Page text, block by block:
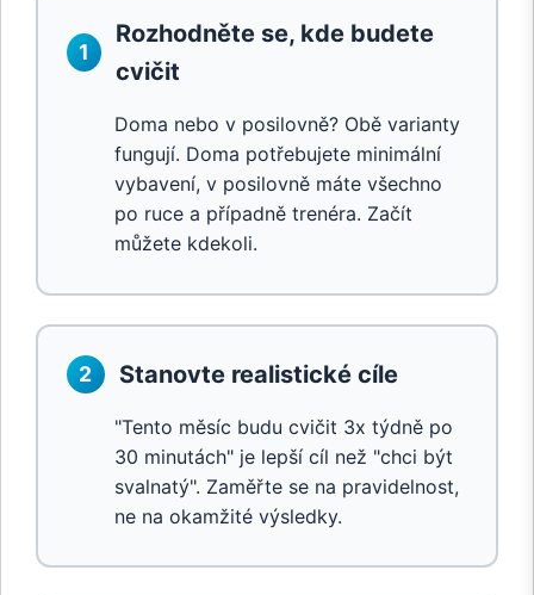
1
Rozhodněte se, kde budete
cvičit
Doma nebo v posilovně? Obě varianty
fungují. Doma potřebujete minimální
vybavení, v posilovně máte všechno
po ruce a případně trenéra. Začít
můžete kdekoli.
2 Stanovte realistické cíle
"Tento měsíc budu cvičit 3x týdně po
30 minutách" je lepší cíl než "chci být
svalnatý". Zaměřte se na pravidelnost,
ne na okamžité výsledky.